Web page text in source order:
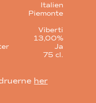
Italien
Piemonte
Viberti
13,00%
Ja
75 cl.
her